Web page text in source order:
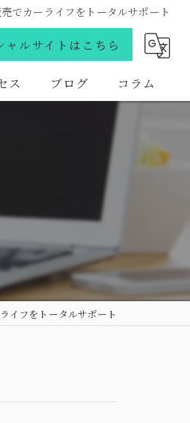
でカーライフをトータルサポート
ャルサイトはこちら
ス ブログ コラム
イフをトータルサポート